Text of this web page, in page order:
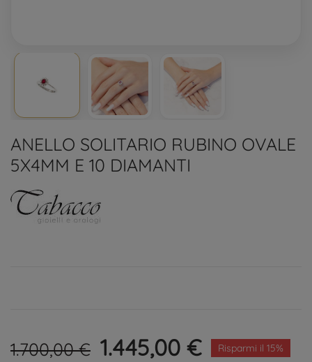
ANELLO SOLITARIO RUBINO OVALE
5X4MM E 10 DIAMANTI
1.700,00 € 1.445,00 € Risparmi il 15%